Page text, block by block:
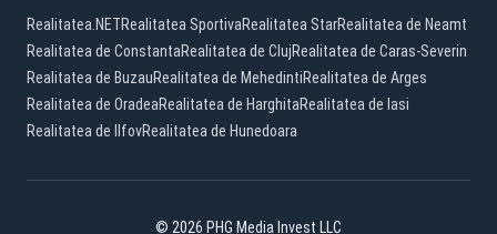
Realitatea.NETRealitatea SportivaRealitatea StarRealitatea de Neamt
Realitatea de ConstantaRealitatea de ClujRealitatea de Caras-Severin
Realitatea de BuzauRealitatea de MehedintiRealitatea de Arges
Realitatea de OradeaRealitatea de HarghitaRealitatea de Iasi
Realitatea de IlfovRealitatea de Hunedoara
© 2026 PHG Media Invest LLC